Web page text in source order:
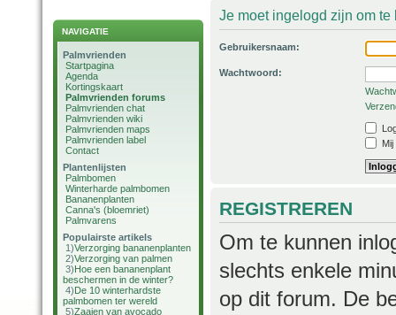
NAVIGATIE
Palmvrienden
Startpagina
Agenda
Kortingskaart
Palmvrienden forums
Palmvrienden chat
Palmvrienden wiki
Palmvrienden maps
Palmvrienden label
Contact
Plantenlijsten
Palmbomen
Winterharde palmbomen
Bananenplanten
Canna's (bloemriet)
Palmvarens
Populairste artikels
1)Verzorging bananenplanten
2)Verzorging van palmen
3)Hoe een bananenplant
beschermen in de winter?
4)De 10 winterhardste
palmbomen ter wereld
5)Zaaien van avocado
Je moet ingelogd zijn om
Gebruikersnaam:
Wachtwoord:
REGISTREREN
Om te kunnen
slechts enkele
op dit forum. De